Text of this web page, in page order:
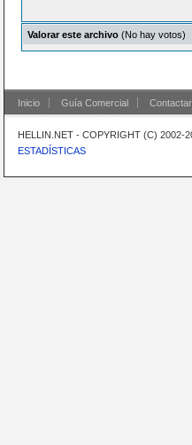
Valorar este archivo (No hay votos)
Inicio Guía Comercial Contactar
HELLIN.NET - COPYRIGHT (C) 2002-
ESTADÍSTICAS